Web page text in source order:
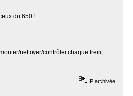
du 650 !
nettoyer/contrôler chaque frein,
IP archivée